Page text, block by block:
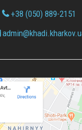
+38 (050) 889-2151
admin@khadi.kharkov.